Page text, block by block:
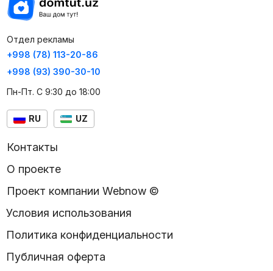
Отдел рекламы
+998 (78) 113-20-86
+998 (93) 390-30-10
Пн-Пт. С 9:30 до 18:00
RU UZ
Контакты
О проекте
Проект компании Webnow ©
Условия использования
Политика конфиденциальности
Публичная оферта